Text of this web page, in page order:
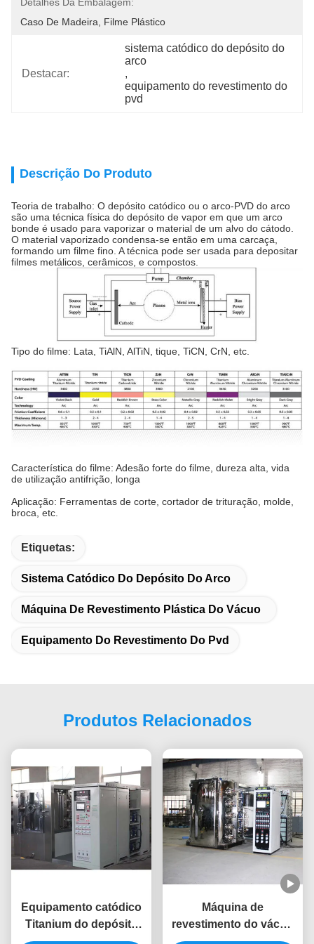
Caso De Madeira, Filme Plástico
Destacar:
sistema catódico do depósito do
arco
,
equipamento do revestimento do
pvd
Descrição Do Produto
Teoria de trabalho: O depósito catódico ou o arco-PVD do arco
são uma técnica física do depósito de vapor em que um arco
bonde é usado para vaporizar o material de um alvo do cátodo.
O material vaporizado condensa-se então em uma carcaça,
formando um filme fino. A técnica pode ser usada para depositar
filmes metálicos, cerâmicos, e compostos.
Tipo do filme: Lata, TiAlN, AlTiN, tique, TiCN, CrN, etc.
Característica do filme: Adesão forte do filme, dureza alta, vida
de utilização antifrição, longa
Aplicação: Ferramentas de corte, cortador de trituração, molde,
broca, etc.
Etiquetas:
Sistema Catódico Do Depósito Do Arco
Máquina De Revestimento Plástica Do Vácuo
Equipamento Do Revestimento Do Pvd
Produtos Relacionados
Equipamento catódico
Titanium do depósito
do arco da cor PVD do
Máquina de
revestimento do vácuo
da cor PVD do preto da